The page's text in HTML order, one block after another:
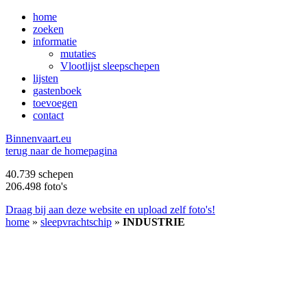
home
zoeken
informatie
mutaties
Vlootlijst sleepschepen
lijsten
gastenboek
toevoegen
contact
Binnenvaart.eu
terug naar de homepagina
40.739 schepen
206.498 foto's
Draag bij aan deze website en upload zelf foto's!
home » sleepvrachtschip » INDUSTRIE